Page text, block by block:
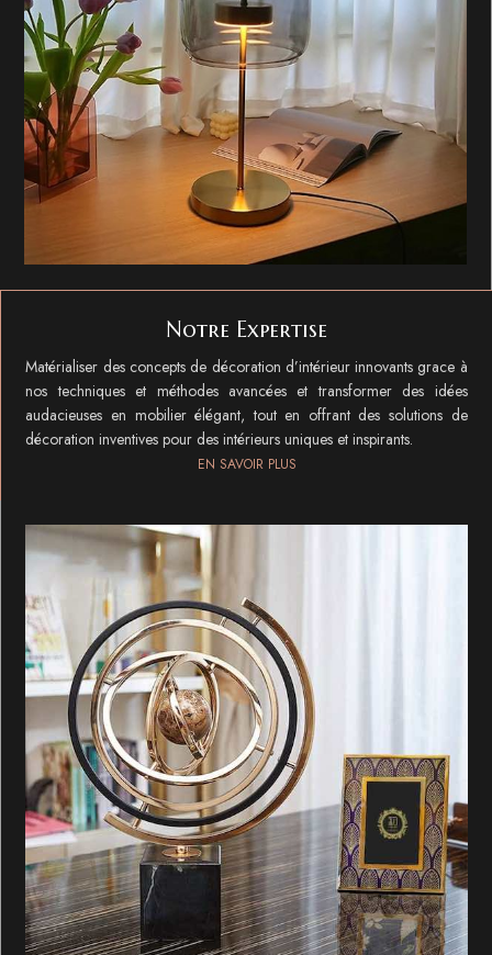
Notre Expertise
Matérialiser des concepts de décoration d’intérieur innovants grace à
nos techniques et méthodes avancées et transformer des idées
audacieuses en mobilier élégant, tout en offrant des solutions de
décoration inventives pour des intérieurs uniques et inspirants.
EN SAVOIR PLUS